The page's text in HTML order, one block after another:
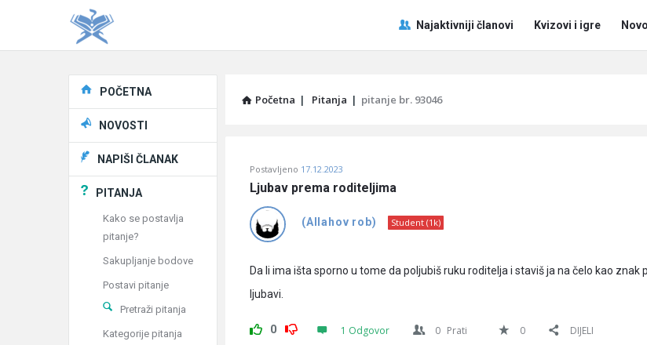
Pitaj
Učene
Navigacija
Najaktivniji članovi Kvizovi i igre
Početna | Pitanja | pitanje br. 93046
Učene
Latest
Pitanja
Postavljeno 17.12.2023
Ljubav prema roditeljima
(Allahov rob) Student (1k)
Da li ima išta sporno u tome da poljubiš ruku roditelja i staviš ja na čelo kao znak
ljubavi.
0 1 Odgovor 0 Prati 0 DIJELI
Explore
POČETNA
NOVOSTI
NAPIŠI ČLANAK
PITANJA
Kako se postavlja
pitanje?
Sakupljanje bodove
Postavi pitanje
Pretraži pitanja
Kategorije pitanja